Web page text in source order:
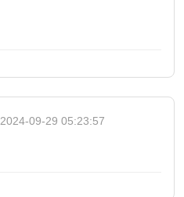
2024-09-29 05:23:57